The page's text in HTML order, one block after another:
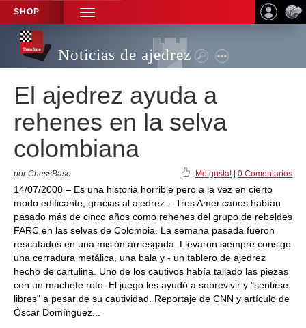
SHOP
TOGGLE
NAVIGATION
Noticias de ajedrez
El ajedrez ayuda a
rehenes en la selva
colombiana
por ChessBase Me gusta! 0 Comentarios
14/07/2008 – Es una historia horrible pero a la vez en cierto
modo edificante, gracias al ajedrez... Tres Americanos habían
pasado más de cinco años como rehenes del grupo de rebeldes
FARC en las selvas de Colombia. La semana pasada fueron
rescatados en una misión arriesgada. Llevaron siempre consigo
una cerradura metálica, una bala y - un tablero de ajedrez
hecho de cartulina. Uno de los cautivos había tallado las piezas
con un machete roto. El juego les ayudó a sobrevivir y "sentirse
libres" a pesar de su cautividad. Reportaje de CNN y artículo de
Óscar Domínguez...